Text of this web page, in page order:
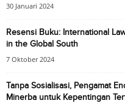
30 Januari 2024
Resensi Buku: International
in the Global South
7 Oktober 2024
Tanpa Sosialisasi, Pengamat
Minerba untuk Kepentingan